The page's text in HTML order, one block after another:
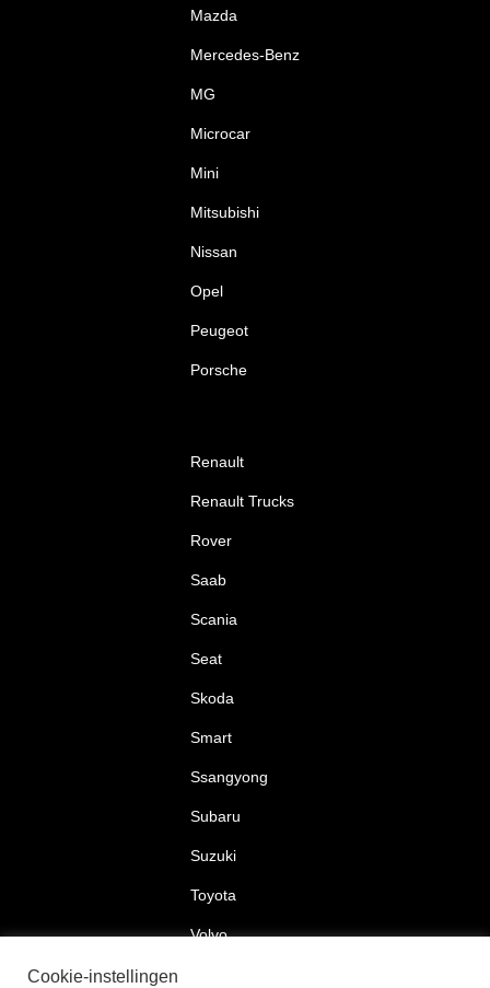
Mazda
Mercedes-Benz
MG
Microcar
Mini
Mitsubishi
Nissan
Opel
Peugeot
Porsche
Renault
Renault Trucks
Rover
Saab
Scania
Seat
Skoda
Smart
Ssangyong
Subaru
Suzuki
Toyota
Volvo
Cookie-instellingen